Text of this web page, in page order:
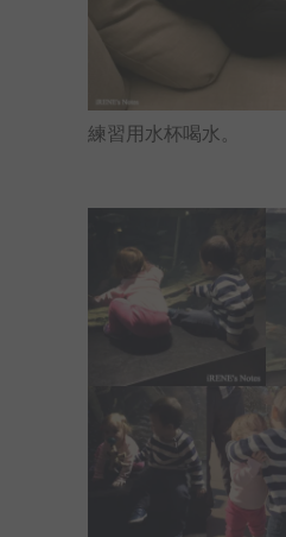
練習用水杯喝水。